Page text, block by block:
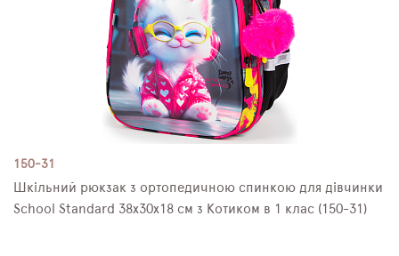
150-31
Шкільний рюкзак з ортопедичною спинкою для дівчинки
School Standard 38х30х18 см з Котиком в 1 клас (150-31)